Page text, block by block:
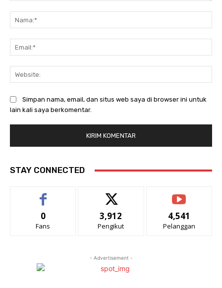
Simpan nama, email, dan situs web saya di browser ini untuk
lain kali saya berkomentar.
STAY CONNECTED
0
Fans
3,912
Pengikut
4,541
Pelanggan
- Advertisement -